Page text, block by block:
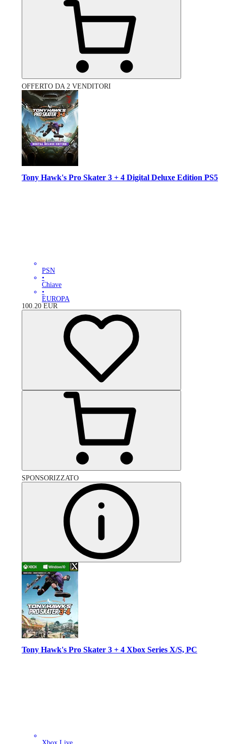
OFFERTO DA 2 VENDITORI
Tony Hawk's Pro Skater 3 + 4 Digital Deluxe Edition PS5
PSN
•
Chiave
•
EUROPA
100.20 EUR
SPONSORIZZATO
Tony Hawk's Pro Skater 3 + 4 Xbox Series X/S, PC